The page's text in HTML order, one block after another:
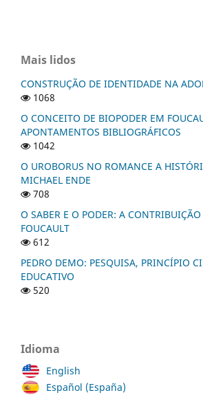
Mais lidos
CONSTRUÇÃO DE IDENTIDADE NA
1068
O CONCEITO DE BIOPODER EM
APONTAMENTOS BIBLIOGRÁFICOS
1042
O UROBORUS NO ROMANCE A
MICHAEL ENDE
708
O SABER E O PODER: A
FOUCAULT
612
PEDRO DEMO: PESQUISA, PRINCÍPIO
EDUCATIVO
520
Idioma
English
Español (España)